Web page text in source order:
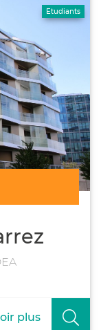
Etudiants
plus